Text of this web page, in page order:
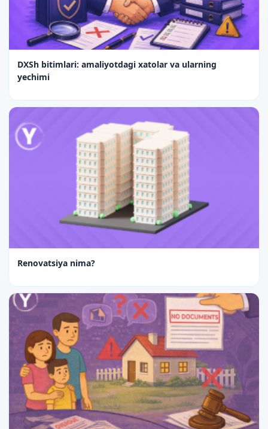
DXSh bitimlari: amaliyotdagi xatolar va ularning
yechimi
Renovatsiya nima?